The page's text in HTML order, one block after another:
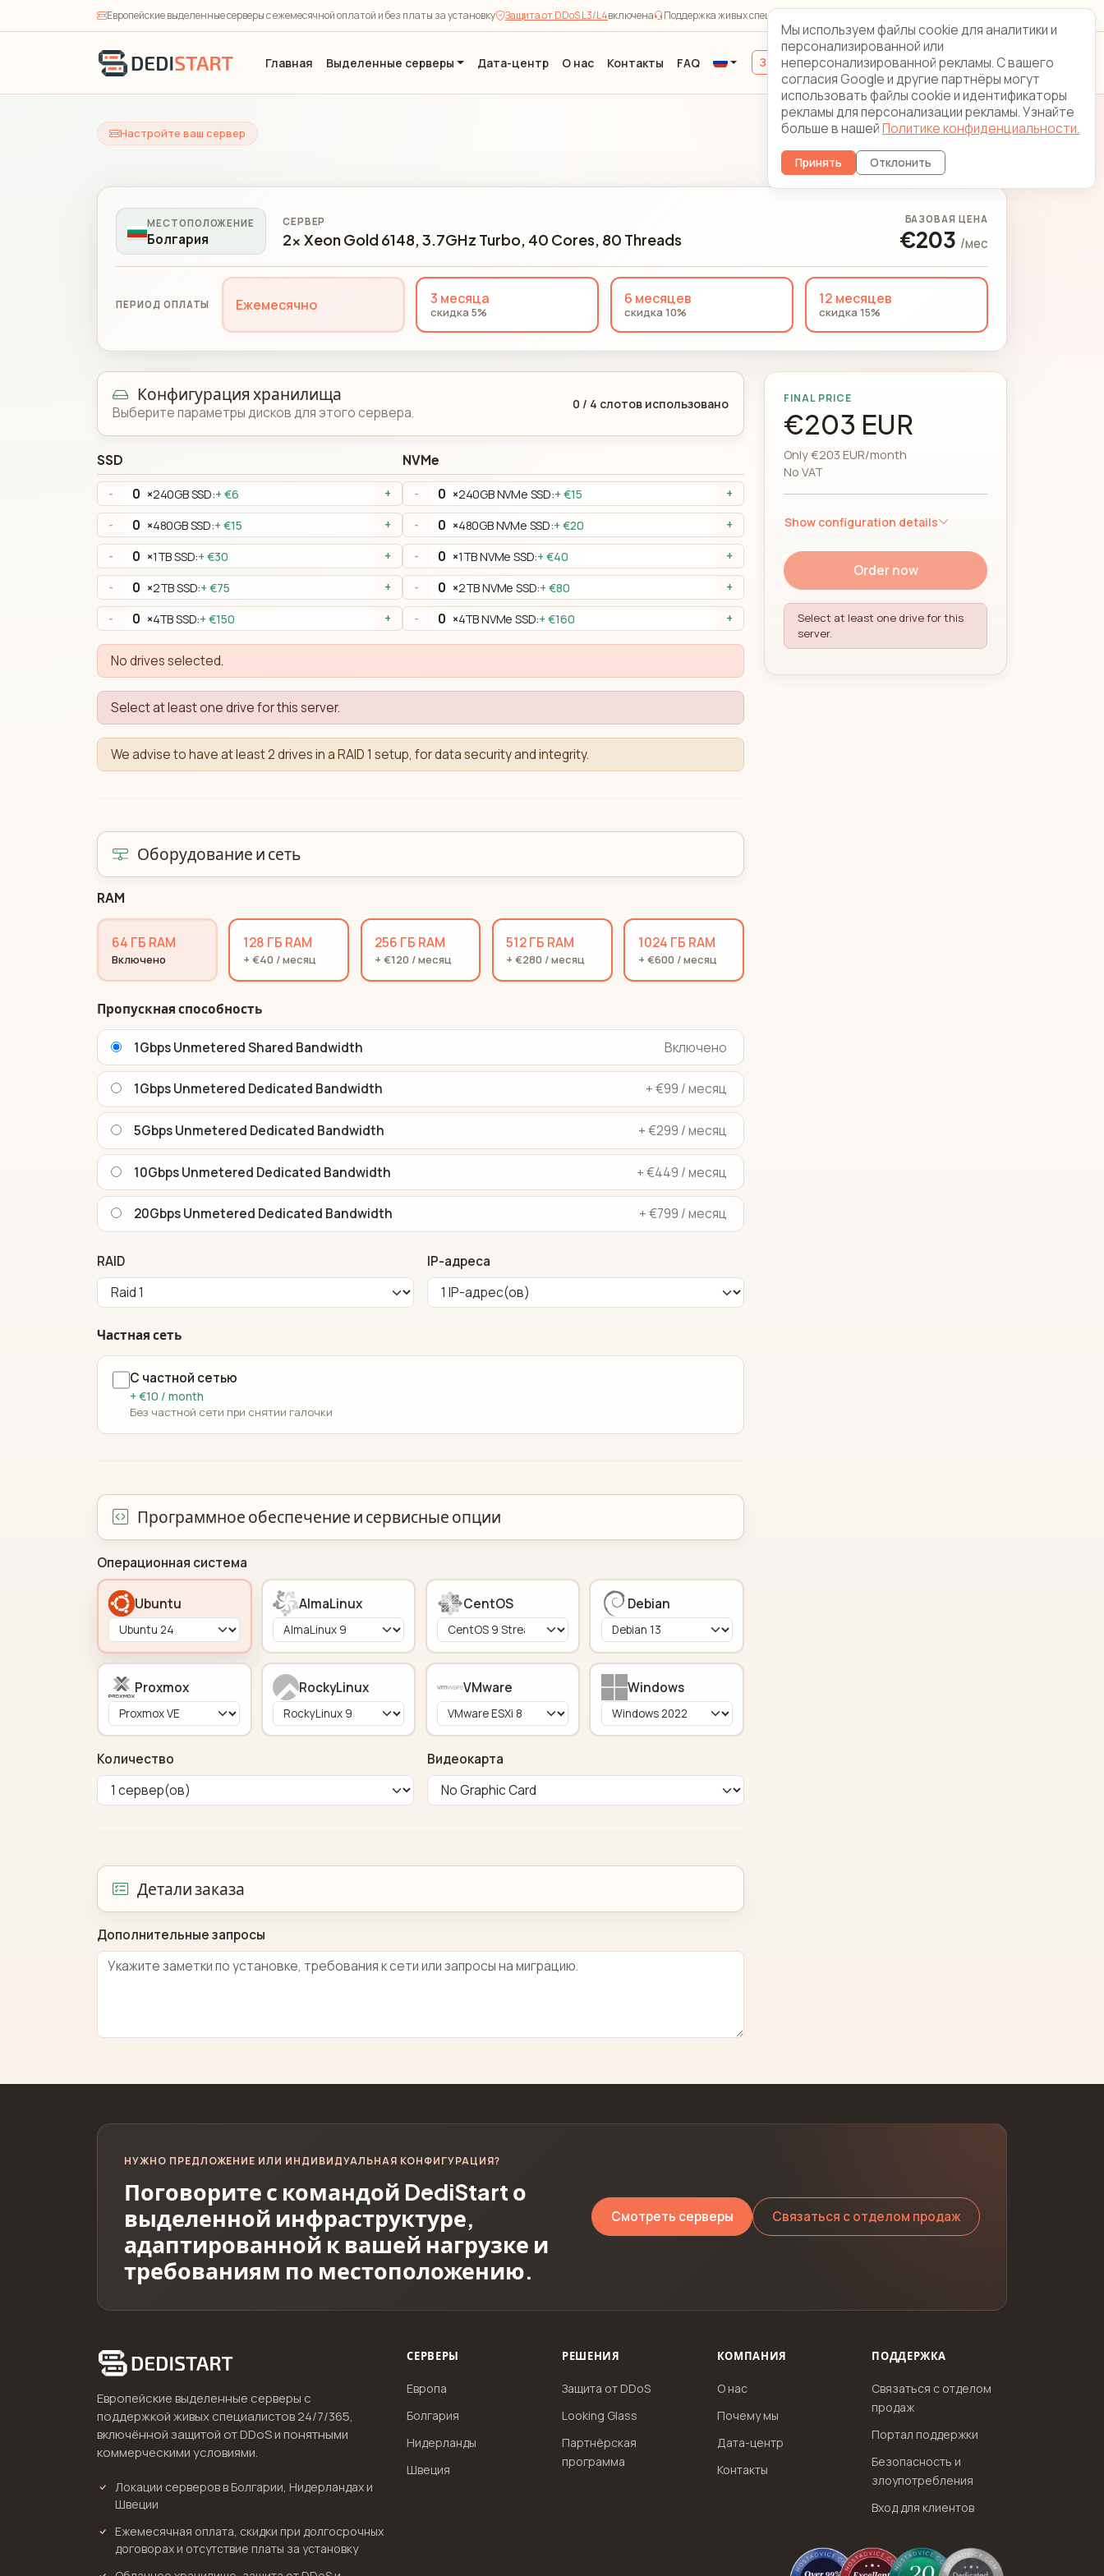
Европейские выделенные серверы с ежемесячной оплатой и без платы за установку Защита от DDoS L3/L4включена Поддержка живых специалистов 24/7/365
Главная Выделенные серверы Дата-центр О нас Контакты FAQ Зарегистрироваться Вход для клиентов
Настройте ваш сервер Изменить сервер
МЕСТОПОЛОЖЕНИЕ
Болгария
СЕРВЕР
2x Xeon Gold 6148, 3.7GHz Turbo, 40 Cores, 80 Threads
БАЗОВАЯ ЦЕНА
€203 /мес
ПЕРИОД ОПЛАТЫ Ежемесячно 3 месяца
скидка 5%
6 месяцев
скидка 10%
12 месяцев
скидка 15%
Конфигурация хранилища
Выберите параметры дисков для этого сервера.
0 / 4 слотов использовано
SSD
- ×240GB SSD:+ €6 +
- ×480GB SSD:+ €15 +
- ×1TB SSD:+ €30 +
- ×2TB SSD:+ €75 +
- ×4TB SSD:+ €150 +
NVMe
- ×240GB NVMe SSD:+ €15 +
- ×480GB NVMe SSD:+ €20 +
- ×1TB NVMe SSD:+ €40 +
- ×2TB NVMe SSD:+ €80 +
- ×4TB NVMe SSD:+ €160 +
No drives selected.
Select at least one drive for this server.
We advise to have at least 2 drives in a RAID 1 setup, for data security and integrity.
Оборудование и сеть
RAM
64 ГБ RAM
Включено
128 ГБ RAM
+ €40 / месяц
256 ГБ RAM
+ €120 / месяц
512 ГБ RAM
+ €280 / месяц
1024 ГБ RAM
+ €600 / месяц
Пропускная способность
1Gbps Unmetered Shared Bandwidth Включено
1Gbps Unmetered Dedicated Bandwidth + €99 / месяц
5Gbps Unmetered Dedicated Bandwidth + €299 / месяц
10Gbps Unmetered Dedicated Bandwidth + €449 / месяц
20Gbps Unmetered Dedicated Bandwidth + €799 / месяц
RAID IP-адреса
Частная сеть
С частной сетью
+ €10 / month
Без частной сети при снятии галочки
Программное обеспечение и сервисные опции
Операционная система
Ubuntu AlmaLinux CentOS Debian
Proxmox RockyLinux VMware Windows
Количество Видеокарта
Детали заказа
Дополнительные запросы
FINAL PRICE
€203 EUR
Only €203 EUR/month
No VAT
Show configuration details
Order now
Select at least one drive for this
server.
НУЖНО ПРЕДЛОЖЕНИЕ ИЛИ ИНДИВИДУАЛЬНАЯ КОНФИГУРАЦИЯ?
Поговорите с командой DediStart о
выделенной инфраструктуре,
адаптированной к вашей нагрузке и
требованиям по местоположению.
Смотреть серверы Связаться с отделом продаж
Европейские выделенные серверы с
поддержкой живых специалистов 24/7/365,
включённой защитой от DDoS и понятными
коммерческими условиями.
Локации серверов в Болгарии, Нидерландах и
Швеции
Ежемесячная оплата, скидки при долгосрочных
договорах и отсутствие платы за установку
СЕРВЕРЫ
Европа
Болгария
Нидерланды
Швеция
РЕШЕНИЯ
Защита от DDoS
Looking Glass
Партнёрская
программа
КОМПАНИЯ
О нас
Почему мы
Дата-центр
Контакты
ПОДДЕРЖКА
Связаться с отделом
продаж
Портал поддержки
Безопасность и
злоупотребления
Вход для клиентов
Мы используем файлы cookie для аналитики и
персонализированной или
неперсонализированной рекламы. С вашего
согласия Google и другие партнёры могут
использовать файлы cookie и идентификаторы
рекламы для персонализации рекламы. Узнайте
больше в нашейПолитике конфиденциальности.
Принять Отклонить